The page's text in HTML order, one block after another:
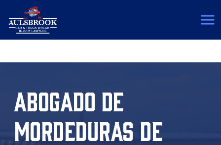
ABOGADO DE
MORDEDURAS DE